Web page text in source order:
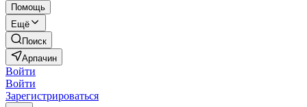
Помощь
Ещё
Поиск
Арпачин
Войти
Войти
Зарегистрироваться